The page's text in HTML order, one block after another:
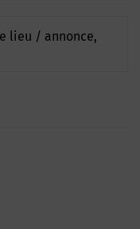
lieu / annonce,